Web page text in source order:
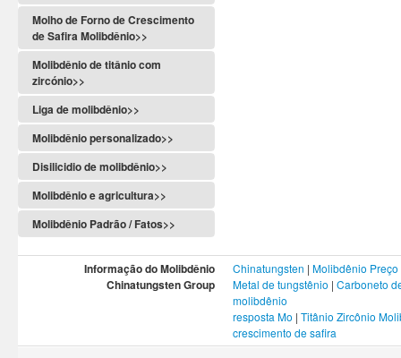
Molho de Forno de Crescimento
de Safira Molibdênio>>
Molibdênio de titânio com
zircónio>>
Liga de molibdênio>>
Molibdênio personalizado>>
Disilicidio de molibdênio>>
Molibdênio e agricultura>>
Molibdênio Padrão / Fatos>>
Informação do Molibdênio Chinatungsten | Molibdênio Preço
Chinatungsten Group Metal de tungstênio | Carboneto
molibdênio
resposta Mo | Titânio Zircônio
crescimento de safira